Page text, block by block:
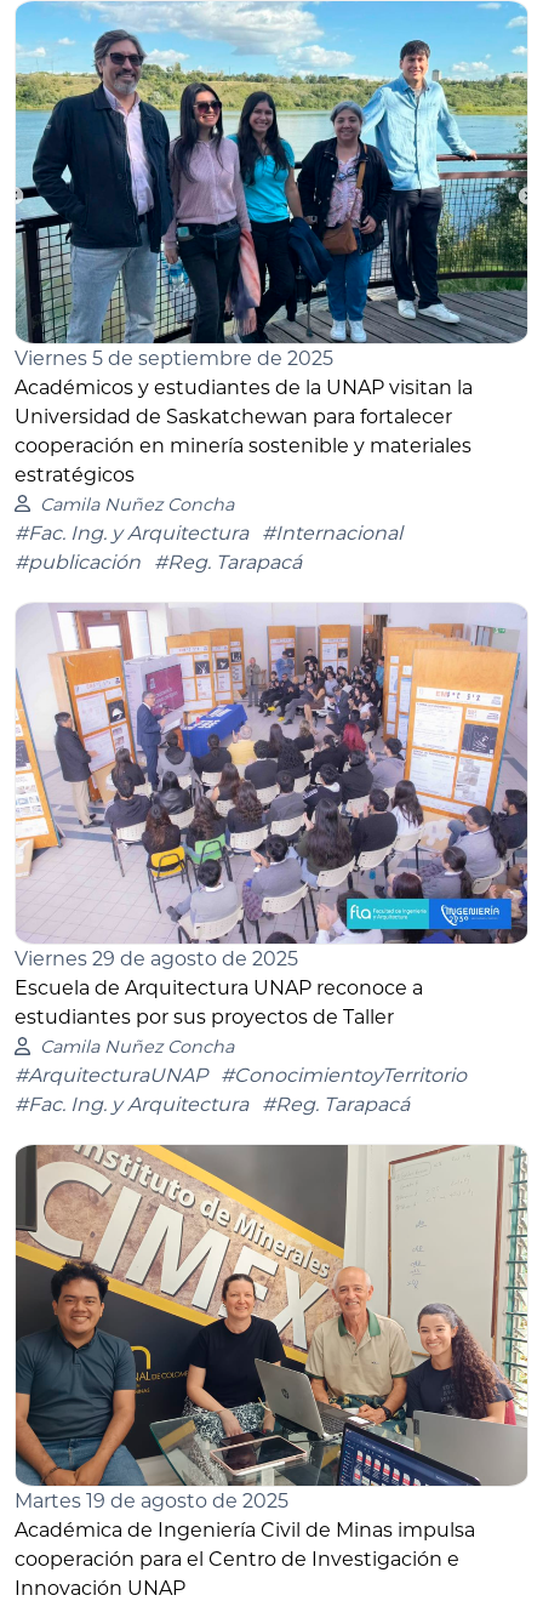
Viernes 5 de septiembre de 2025
Académicos y estudiantes de la UNAP visitan la
Universidad de Saskatchewan para fortalecer
cooperación en minería sostenible y materiales
estratégicos
Camila Nuñez Concha
#Fac. Ing. y Arquitectura
#Internacional
#publicación
#Reg. Tarapacá
Viernes 29 de agosto de 2025
Escuela de Arquitectura UNAP reconoce a
estudiantes por sus proyectos de Taller
Camila Nuñez Concha
#ArquitecturaUNAP
#ConocimientoyTerritorio
#Fac. Ing. y Arquitectura
#Reg. Tarapacá
Martes 19 de agosto de 2025
Académica de Ingeniería Civil de Minas impulsa
cooperación para el Centro de Investigación e
Innovación UNAP